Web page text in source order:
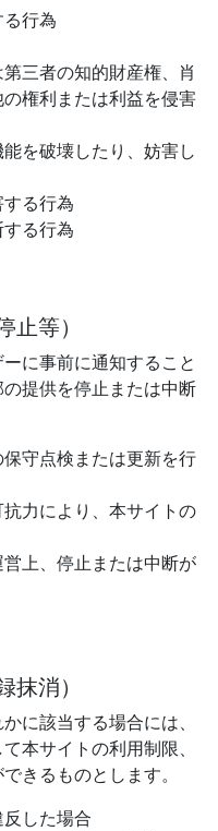
行為
三者の知的財産権、肖
権利または利益を侵害
を破壊したり、妨害し
る行為
る行為
等）
に事前に通知すること
提供を停止または中断
守点検または更新を行
力により、本サイトの
上、停止または中断が
消）
に該当する場合には、
本サイトの利用制限、
きるものとします。
した場合